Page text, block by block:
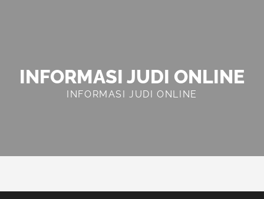
INFORMASI JUDI ONLINE
INFORMASI JUDI ONLINE